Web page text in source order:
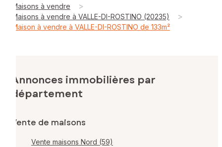
Maisons à vendre >
Maisons à vendre à VALLE-DI-ROSTINO (20235) >
Maison à vendre à VALLE-DI-ROSTINO de 133m²
Annonces immobilières par
département
Vente de maisons
Vente maisons Nord (59)